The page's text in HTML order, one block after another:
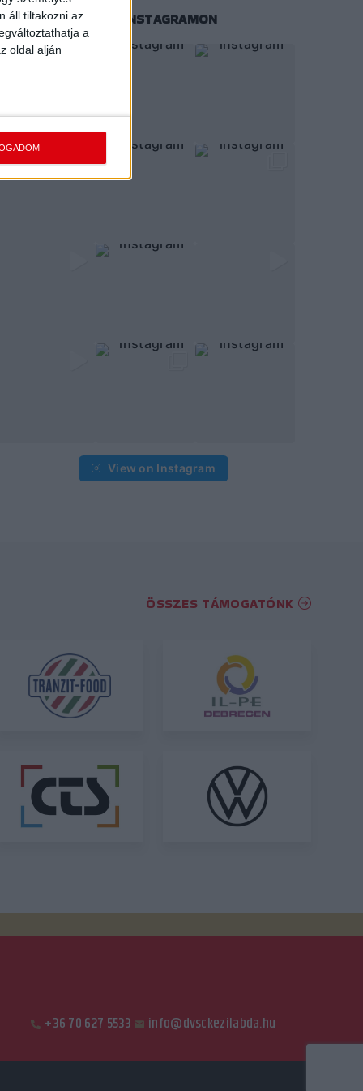
áll tiltakozni az
a
oldal alján
KÖVESS MINKET INSTAGRAMON
View on Instagram
ÖSSZES TÁMOGATÓNK
+36 70 627 5533 info@dvsckezilabda.hu